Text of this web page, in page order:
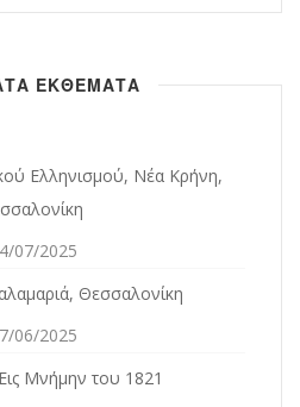
ΕΚΘΕΜΑΤΑ
Ελληνισμού, Νέα Κρήνη,
07/2025
Θεσσαλονίκη
06/2025
Μνήμην του 1821